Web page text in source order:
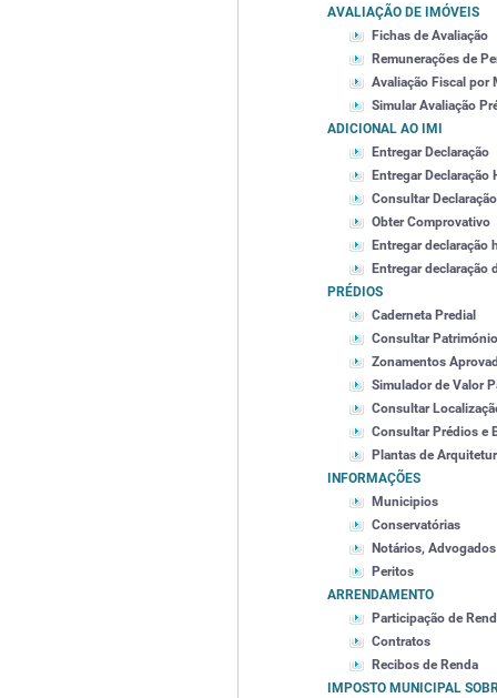
AVALIAÇÃO DE IMÓVEIS
Fichas de Avaliação
Remunerações de
Avaliação Fiscal por
Simular Avaliação
ADICIONAL AO IMI
Entregar Declaração
Entregar Declaração
Consultar Declaração
Obter Comprovativo
Entregar declaração
Entregar declaração
PRÉDIOS
Caderneta Predial
Consultar
Zonamentos
Simulador de Valor
Consultar
Consultar Prédios e
Plantas de
INFORMAÇÕES
Municipios
Conservatórias
Notários,
Peritos
ARRENDAMENTO
Participação de
Contratos
Recibos de Renda
IMPOSTO MUNICIPAL